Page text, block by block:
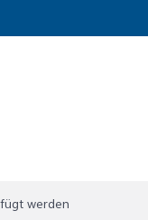
werden